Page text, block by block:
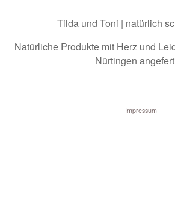
Tilda und Toni | natürlich
Natürliche Produkte mit Herz und
Nürtingen
Impressum